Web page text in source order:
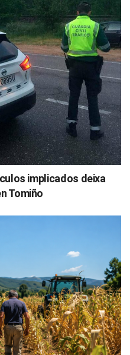
implicados deixa
Tomiño